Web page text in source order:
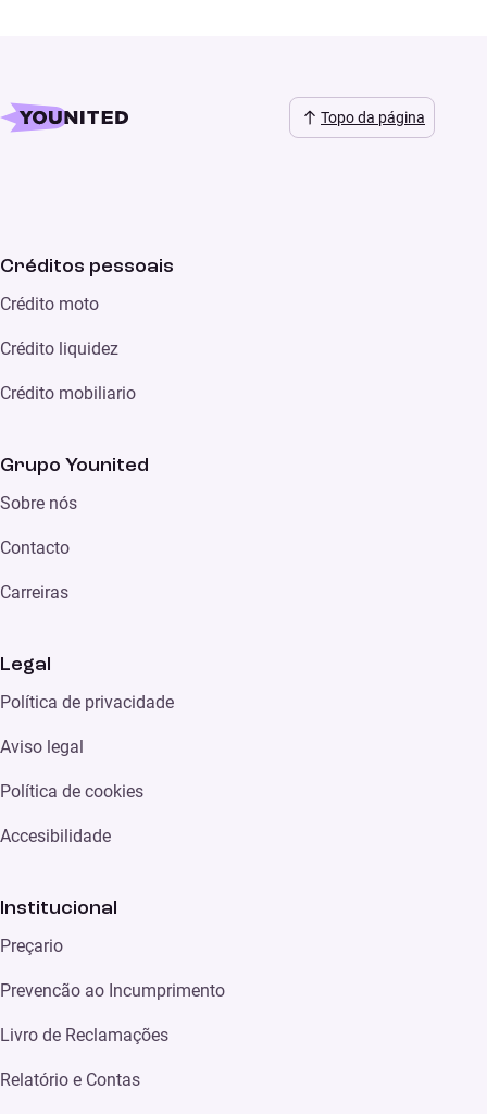
Topo da página
Créditos pessoais
Crédito moto
Crédito liquidez
Crédito mobiliario
Grupo Younited
Sobre nós
Contacto
Carreiras
Legal
Política de privacidade
Aviso legal
Política de cookies
Accesibilidade
Institucional
Preçario
Prevencão ao Incumprimento
Livro de Reclamações
Relatório e Contas